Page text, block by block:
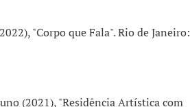
"Corpo que Fala". Rio de Janeiro:
(2021), "Residência Artística com